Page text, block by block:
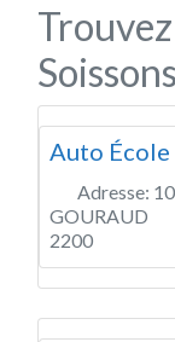
Auto École
Adresse:
GOURAUD
2200